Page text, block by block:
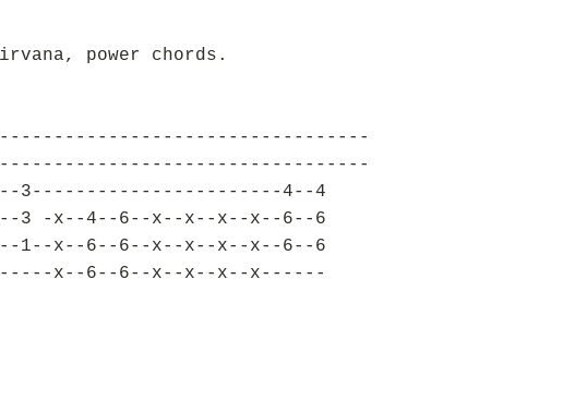
power chords.
3-----------------------4--4
3 -x--4--6--x--x--x--x--6--6
1--x--6--6--x--x--x--x--6--6
x--6--6--x--x--x--x------